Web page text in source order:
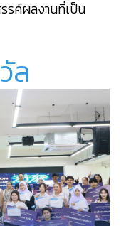
รค์ผลงานที่เป็น
ล